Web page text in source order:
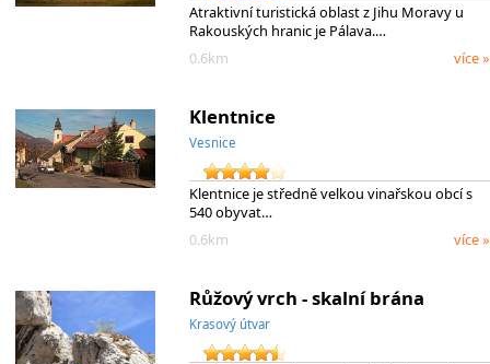
Atraktivní turistická oblast z Jihu Moravy u
Rakouských hranic je Pálava.…
0.6km
více »
Klentnice
Vesnice
Klentnice je středně velkou vinařskou obcí s
540 obyvat…
0.6km
více »
Růžový vrch - skalní brána
Krasový útvar